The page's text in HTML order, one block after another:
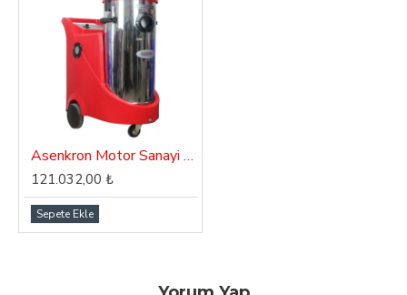
Asenkron Motor Sanayi Tipi Süpürge Dass IVS 4.0X
121.032,00 ₺
Sepete Ekle